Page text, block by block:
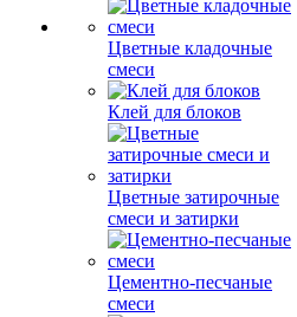
Цветные кладочные
смеси
Клей для блоков
Цветные затирочные
смеси и затирки
Цементно-песчаные
смеси